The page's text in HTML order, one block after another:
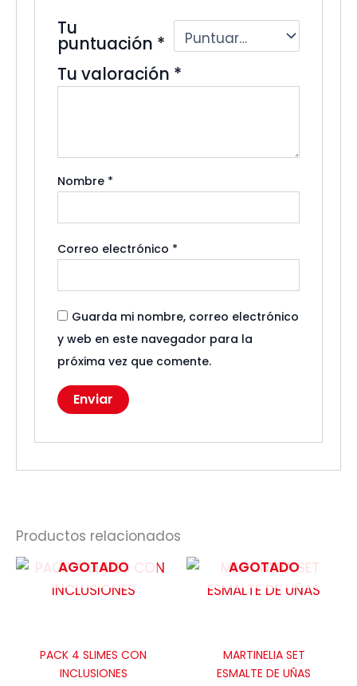
Tu
puntuación *
Tu valoración *
Nombre *
Correo electrónico *
Guarda mi nombre, correo electrónico
y web en este navegador para la
próxima vez que comente.
Productos relacionados
AGOTADO
PACK 4 SLIMES CON
INCLUSIONES
AGOTADO
MARTINELIA SET
ESMALTE DE UÑAS